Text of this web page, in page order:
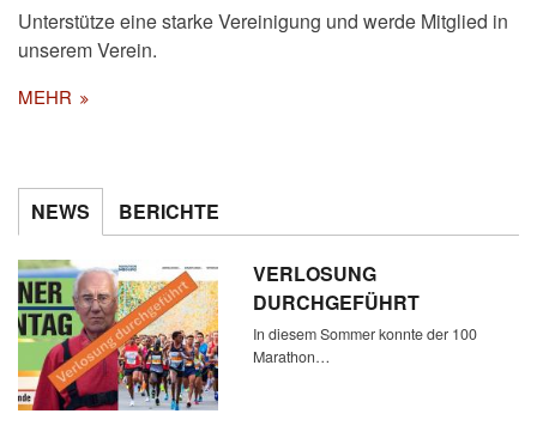
Unterstütze eine starke Vereinigung und werde Mitglied in
unserem Verein.
MEHR
NEWS BERICHTE
VERLOSUNG
DURCHGEFÜHRT
In diesem Sommer konnte der 100
Marathon…